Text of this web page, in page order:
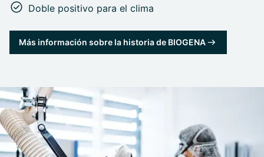
Doble positivo para el clima
Más información sobre la historia de BIOGENA